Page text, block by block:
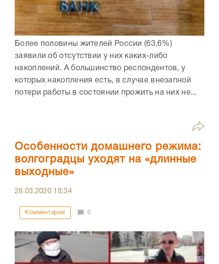
Более половины жителей России (63,6%)
заявили об отсутствии у них каких-либо
накоплений. А большинство респондентов, у
которых накопления есть, в случае внезапной
потери работы в состоянии прожить на них не...
Особенности домашнего режима:
волгоградцы уходят на «длинные
выходные»
28.03.2020 18:34
Комментарии 0